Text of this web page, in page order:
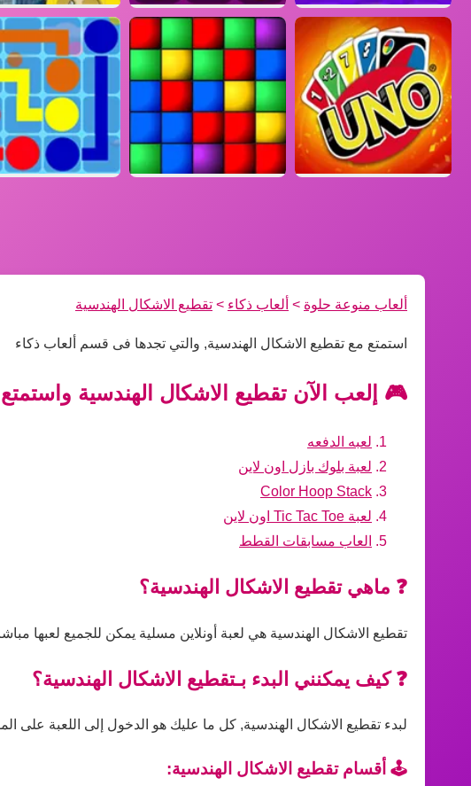
ألعاب منوعة حلوة > ألعاب ذكاء > تقطيع الاشكال الهندسية
استمتع مع تقطيع الاشكال الهندسية, والتي تجدها فى قسم ألعاب ذكاء
🎮 إلعب الآن تقطيع الاشكال الهندسية
لعبه الدفعه
لعبة بلوك بازل اون لاين
Color Hoop Stack
لعبة Tic Tac Toe اون لاين
العاب مسابقات القطط
❓ ماهي تقطيع الاشكال الهندسية؟
تقطيع الاشكال الهندسية هي لعبة أونلاين مسلية يمكن للجميع لعبها
❓ كيف يمكنني البدء بـتقطيع الاشكال الهندسية؟
لبدء تقطيع الاشكال الهندسية, كل ما عليك هو الدخول إلى اللعبة على
🕹️ أقسام تقطيع الاشكال الهندسية: